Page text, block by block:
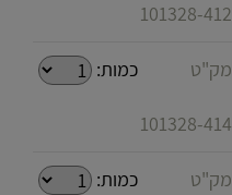
101328-412
מק"ט
101328-414
כמות:
מק"ט כמות: